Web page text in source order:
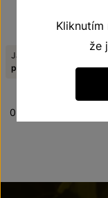
Jakostní stupeň:
pozdní sběr
0 produktů
že